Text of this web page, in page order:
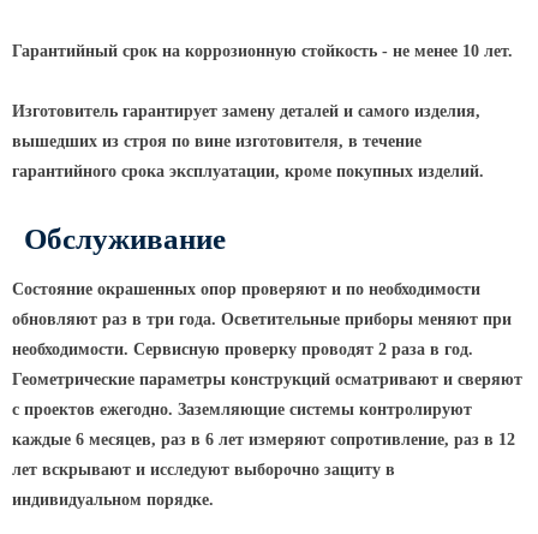
Гарантийный срок на коррозионную стойкость - не менее 10 лет.
Изготовитель гарантирует замену деталей и самого изделия,
вышедших из строя по вине изготовителя, в течение
гарантийного срока эксплуатации, кроме покупных изделий.
Обслуживание
Состояние окрашенных опор проверяют и по необходимости
обновляют раз в три года. Осветительные приборы меняют при
необходимости. Сервисную проверку проводят 2 раза в год.
Геометрические параметры конструкций осматривают и сверяют
с проектов ежегодно. Заземляющие системы контролируют
каждые 6 месяцев, раз в 6 лет измеряют сопротивление, раз в 12
лет вскрывают и исследуют выборочно защиту в
индивидуальном порядке.